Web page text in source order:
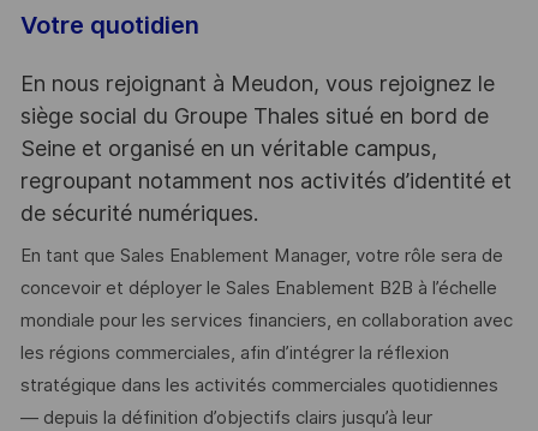
Votre quotidien
En nous rejoignant à Meudon, vous rejoignez le
siège social du Groupe Thales situé en bord de
Seine et organisé en un véritable campus,
regroupant notamment nos activités d’identité et
de sécurité numériques.
En tant que Sales Enablement Manager, votre rôle sera de
concevoir et déployer le Sales Enablement B2B à l’échelle
mondiale pour les services financiers, en collaboration avec
les régions commerciales, afin d’intégrer la réflexion
stratégique dans les activités commerciales quotidiennes
— depuis la définition d’objectifs clairs jusqu’à leur